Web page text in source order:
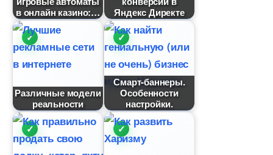
онлайн казино:
Яндекс Директе
Различные модели
реальности
Смарт-баннеры.
Особенности
настройки.